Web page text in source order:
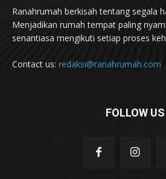
Ranahrumah berkisah tentang segala
Menjadikan rumah tempat paling
senantiasa mengikuti setiap proses
Contact us: redaksi@ranahrumah.com
FOLLOW US